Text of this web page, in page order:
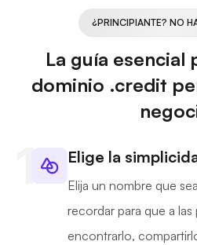
¿PRINCIPIANTE? NO
La guía esencial
dominio .credit
Elige la
Elija un nombre que
recordar para que a
encontrarlo,